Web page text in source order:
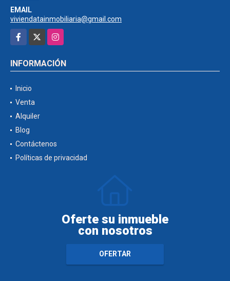
EMAIL
viviendatainmobiliaria@gmail.com
Facebook
Instagram
INFORMACIÓN
Inicio
Venta
Alquiler
Blog
Contáctenos
Políticas de privacidad
Oferte su inmueble
con nosotros
OFERTAR